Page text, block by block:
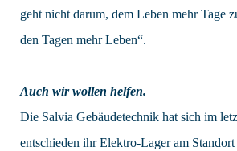
geht nicht darum, dem Leben mehr Tage
den Tagen mehr Leben“.
Auch wir wollen helfen.
Die Salvia Gebäudetechnik hat sich im
entschieden ihr Elektro-Lager am